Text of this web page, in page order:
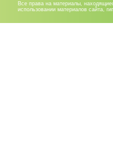
Все права на материалы,
использовании материалов сайта,